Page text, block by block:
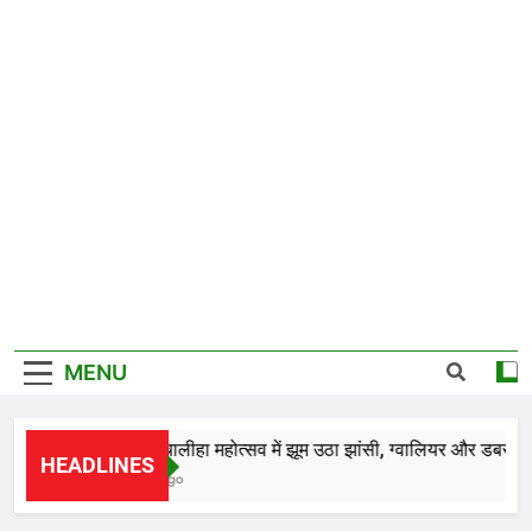
MENU
HEADLINES
*28वें चालीहा महोत्सव में झूम उठा झांसी, ग्वालियर और डबरा के
1 Day Ago